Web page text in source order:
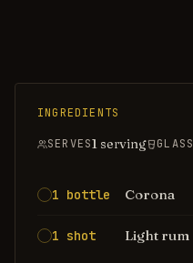
INGREDIENTS
SERVES1 serving GLASS
1 bottle Corona
1 shot Light rum